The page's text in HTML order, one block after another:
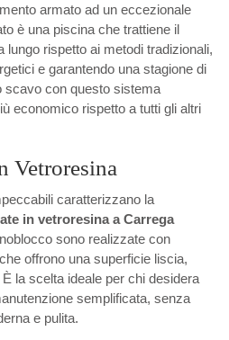
armato ad un eccezionale
è una piscina che trattiene il
lungo rispetto ai metodi tradizionali,
e garantendo una stagione di
scavo con questo sistema
economico rispetto a tutti gli altri
Vetroresina
caratterizzano la
in vetroresina a Carrega
sono realizzate con
offrono una superficie liscia,
la scelta ideale per chi desidera
semplificata, senza
e pulita.